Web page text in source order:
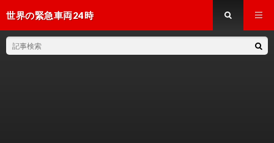
世界の緊急車両24時